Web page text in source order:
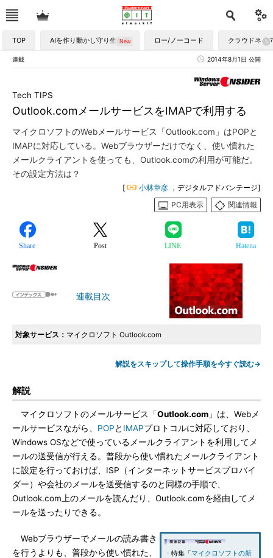
TOP AIを作り動かし守り生かす ロー/ノーコード クラウドネイ
連載 2014年8月1日 公開
Outlook.comメールサービスをIMAPで利用する
Tech TIPS
マイクロソフトのWebメールサービス「Outlook.com」はPOPと
IMAPに対応している。Webブラウザーだけでなく、使い慣れた
メールクライアントを使っても、Outlook.comの利用が可能だ。
その設定方法は？
[ 小林章彦 ，デジタルアドバンテージ]
PC用表示
関連情報
Share Post LINE Hatena
連載目次
対象サービス： マイクロソフト Outlook.com
解説をスキップして操作手順を今すぐ読む→
解説
マイクロソフトのメールサービス「Outlook.com 」は、Webメ
ールサービスながら、 POPと IMAPプロトコルに対応しており、
Windows OSなどで使っているメールクライアントを利用してメ
ールの送受信が行える。普段から使い慣れたメールクライアント
に設定を行っておけば、ISP（インターネットサービスプロバイ
ダー）や会社のメールを送受信するのと同様の手順で、
Outlook.com上のメールを読んだり、Outlook.comを経由してメ
ールを送ったりできる。
・ 特集「マイクロソフトの新
Webブラウザーでメールの読み書き
を行うよりも、普段から使い慣れた、